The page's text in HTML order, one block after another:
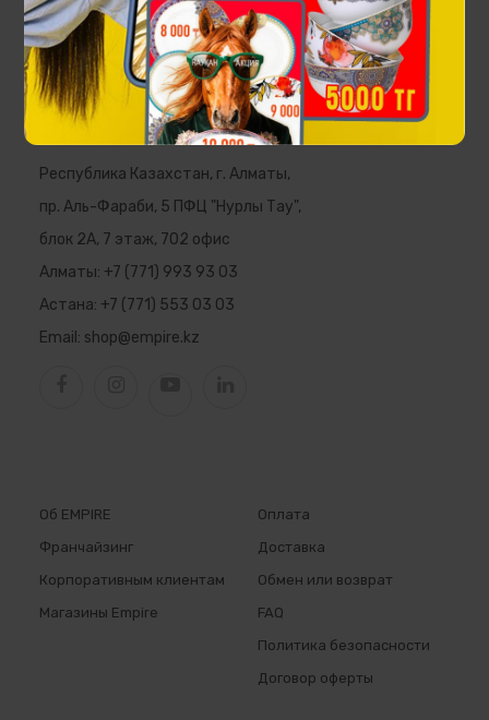
Республика Казахстан, г. Алматы,
пр. Аль-Фараби, 5 ПФЦ "Нурлы Тау",
блок 2А, 7 этаж, 702 офис
Алматы: +7 (771) 993 93 03
Астана: +7 (771) 553 03 03
Email: shop@empire.kz
Об EMPIRE
Франчайзинг
Корпоративным клиентам
Магазины Empire
Оплата
Доставка
Обмен или возврат
FAQ
Политика безопасности
Договор оферты